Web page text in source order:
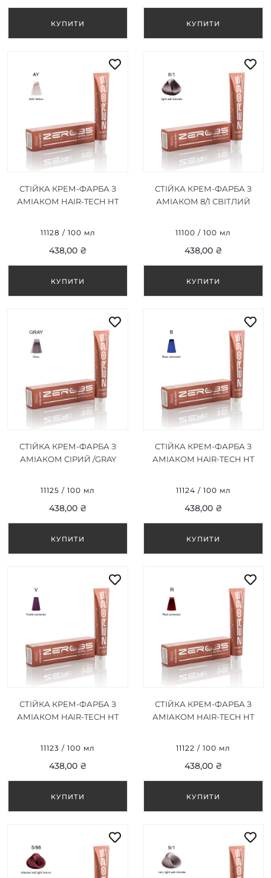
СТІЙКА КРЕМ-ФАРБА З
АМІАКОМ HAIR-TECH HT
11128 / 100 мл
438,00 ₴
СТІЙКА КРЕМ-ФАРБА З
АМІАКОМ 8/1 СВІТЛИЙ
BLONDE 100ML
11100 / 100 мл
438,00 ₴
СТІЙКА КРЕМ-ФАРБА З
АМІАКОМ СІРИЙ /GRAY
11125 / 100 мл
438,00 ₴
СТІЙКА КРЕМ-ФАРБА З
АМІАКОМ HAIR-TECH HT
11124 / 100 мл
438,00 ₴
СТІЙКА КРЕМ-ФАРБА З
АМІАКОМ HAIR-TECH HT
100ML
11123 / 100 мл
438,00 ₴
СТІЙКА КРЕМ-ФАРБА З
АМІАКОМ HAIR-TECH HT
100ML
11122 / 100 мл
438,00 ₴